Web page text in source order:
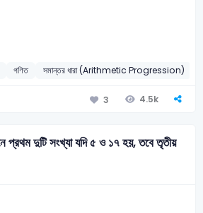
গণিত সমান্তর ধারা (Arithmetic Progression)
3 4.5k
দুটি সংখ্যা যদি ৫ ও ১৭ হয়, তবে তৃতীয়